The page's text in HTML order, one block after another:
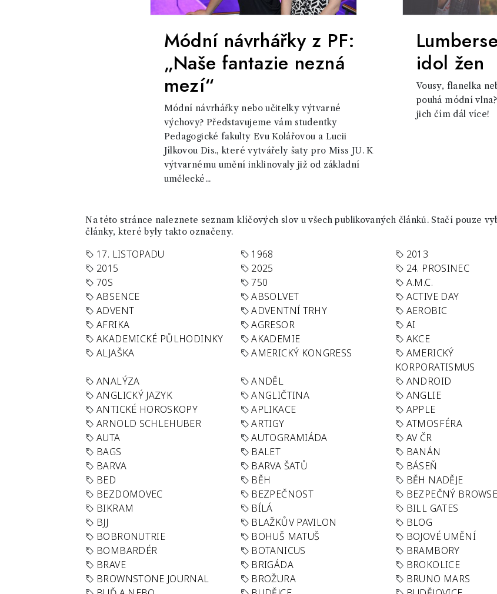
Módní návrhářky z PF:
„Naše fantazie nezná
mezí“
Módní návrhářky nebo učitelky výtvarné
výchovy? Představujeme vám studentky
Pedagogické fakulty Evu Kolářovou a Lucii
Jílkovou Dis., které vytvářely šaty pro Miss JU. K
výtvarnému umění inklinovaly již od základní
umělecké...
idol žen
Vousy, flanelka
pouhá módní
jich čím dál více!
Na této stránce naleznete seznam klíčových slov u všech publikovaných článků. Stačí pouze
články, které byly takto označeny.
17. LISTOPADU 1968 2013
2015
2025 24. PROSINEC
70S
750 A.M.C.
ABSENCE
ABSOLVET ACTIVE DAY
ADVENT
ADVENTNÍ TRHY AEROBIC
AFRIKA
AGRESOR AI
AKADEMICKÉ PŮLHODINKY
AKADEMIE AKCE
ALJAŠKA
AMERICKÝ KONGRESS
AMERICKÝ
KORPORATISMUS
ANALÝZA ANDĚL ANDROID
ANGLICKÝ JAZYK
ANGLIČTINA ANGLIE
ANTICKÉ HOROSKOPY
APLIKACE APPLE
ARNOLD SCHLEHUBER
ARTIGY ATMOSFÉRA
AUTA
AUTOGRAMIÁDA AV ČR
BAGS
BALET BANÁN
BARVA
BARVA ŠATŮ BÁSEŇ
BED
BĚH BĚH NADĚJE
BEZDOMOVEC
BEZPEČNOST BEZPEČNÝ
BIKRAM
BÍLÁ BILL GATES
BJJ
BLAŽKŮV PAVILON BLOG
BOBRONUTRIE
BOHUŠ MATUŠ BOJOVÉ UMĚNÍ
BOMBARDÉR
BOTANICUS BRAMBORY
BRAVE
BRIGÁDA BROKOLICE
BROWNSTONE JOURNAL
BROŽURA BRUNO MARS